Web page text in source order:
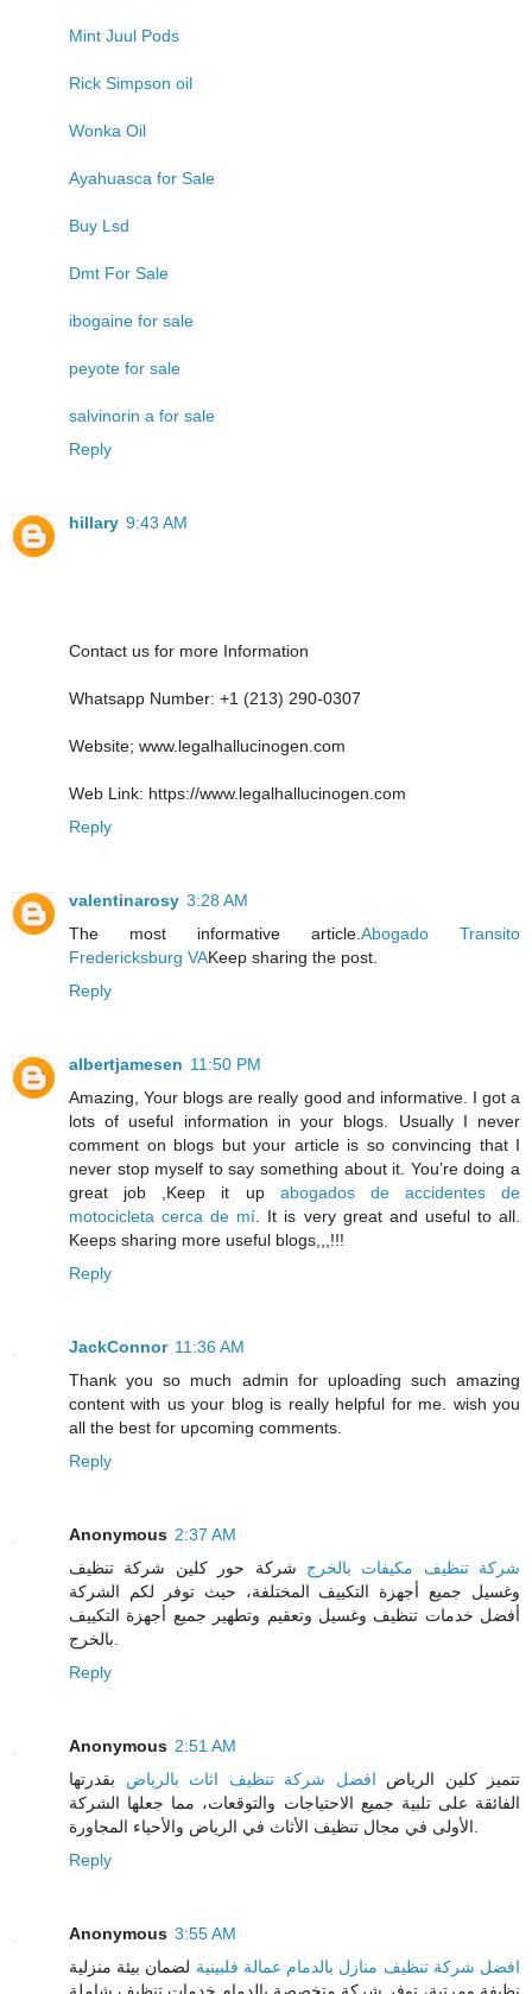
Mint Juul Pods
Rick Simpson oil
Wonka Oil
Ayahuasca for Sale
Buy Lsd
Dmt For Sale
ibogaine for sale
peyote for sale
salvinorin a for sale
Reply
hillary 9:43 AM
Contact us for more Information
Whatsapp Number: +1 (213) 290-0307
Website; www.legalhallucinogen.com
Web Link: https://www.legalhallucinogen.com
Reply
valentinarosy 3:28 AM
The most informative article. Abogado Transito
Fredericksburg VAKeep sharing the post.
Reply
albertjamesen 11:50 PM
Amazing, Your blogs are really good and informative. I got a
lots of useful information in your blogs. Usually I never
comment on blogs but your article is so convincing that I
never stop myself to say something about it. You’re doing a
great job ,Keep it up abogados de accidentes de
motocicleta cerca de mí . It is very great and useful to all.
Keeps sharing more useful blogs,,,!!!
Reply
JackConnor 11:36 AM
Thank you so much admin for uploading such amazing
content with us your blog is really helpful for me. wish you
all the best for upcoming comments.
Reply
Anonymous 2:37 AM
شركة تنظيف مكيفات بالخرج شركة حور كلين شركة تنظيف
وغسيل جميع أجهزة التكييف المختلفة، حيث توفر لكم الشركة
أفضل خدمات تنظيف وغسيل وتعقيم وتطهير جميع أجهزة التكييف
Reply
Anonymous 2:51 AM
تتميز كلين الرياض افضل شركة تنظيف اثاث بالرياض بقدرتها
الفائقة على تلبية جميع الاحتياجات والتوقعات، مما جعلها الشركة
Reply
Anonymous 3:55 AM
افضل شركة تنظيف منازل بالدمام عمالة فلبينية لضمان بيئة منزلية